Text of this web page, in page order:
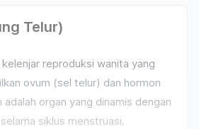
Telur)
kelenjar reproduksi wanita yang
ovum (sel telur) dan hormon
adalah organ yang dinamis dengan
siklus menstruasi.